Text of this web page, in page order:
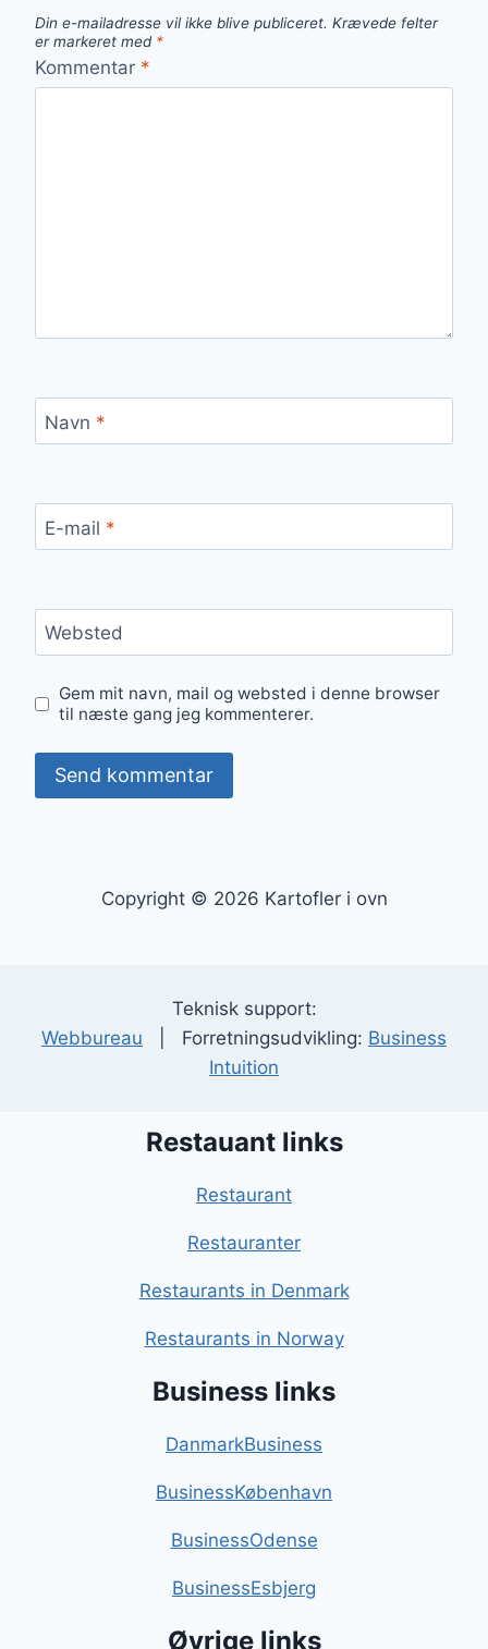
Din e-mailadresse vil ikke blive publiceret. Krævede felter
er markeret med *
Kommentar *
Navn *
E-mail *
Websted
Gem mit navn, mail og websted i denne browser
til næste gang jeg kommenterer.
Copyright © 2026 Kartofler i ovn
Teknisk support:
Webbureau | Forretningsudvikling: Business
Intuition
Restauant links
Restaurant
Restauranter
Restaurants in Denmark
Restaurants in Norway
Business links
DanmarkBusiness
BusinessKøbenhavn
BusinessOdense
BusinessEsbjerg
Øvrige links